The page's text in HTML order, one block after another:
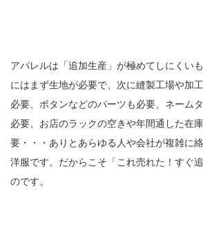
アパレルは「追加生産」が極めてしにくい
にはまず生地が必要で、次に縫製工場や加
必要、ボタンなどのパーツも必要、ネーム
必要、お店のラックの空きや年間通した在
要・・・ありとあらゆる人や会社が複雑に
洋服です。だからこそ「これ売れた！すぐ
のです。